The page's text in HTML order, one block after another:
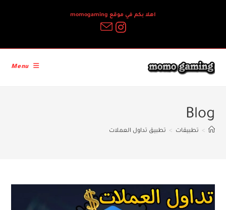
اهلا بكم في موقع momogaming
Menu
Blog
> تطبيقات > تطبيق تداول العملات